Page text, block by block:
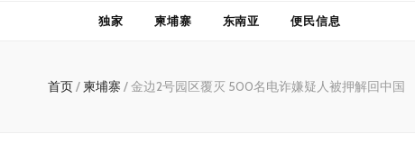
独家 柬埔寨 东南亚 便民信息
首页/ 柬埔寨 /金边2号园区覆灭 500名电诈嫌疑人被押解回中国